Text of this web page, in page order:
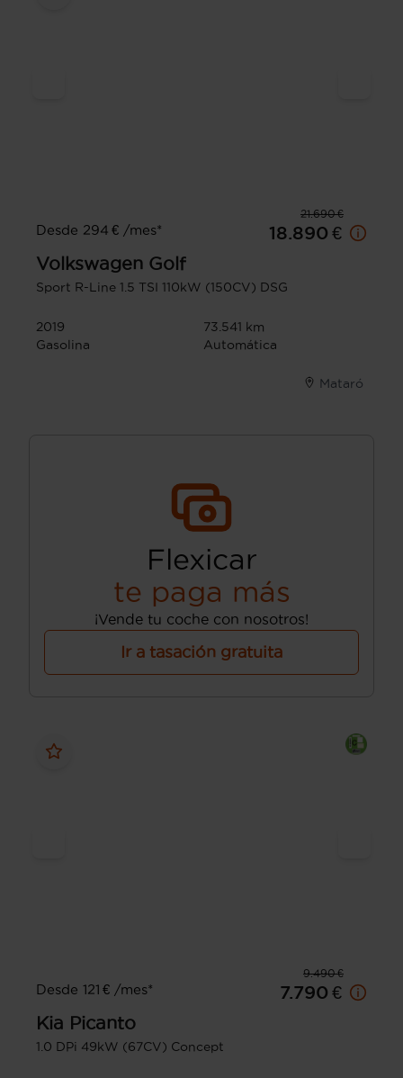
21.690 €
Desde 294 € /mes*
18.890 €
Volkswagen Golf
Sport R-Line 1.5 TSI 110kW (150CV) DSG
2019
73.541 km
Gasolina
Automática
Mataró
Flexicar
te paga más
¡Vende tu coche con nosotros!
Ir a tasación gratuita
9.490 €
Desde 121 € /mes*
7.790 €
Kia Picanto
1.0 DPi 49kW (67CV) Concept